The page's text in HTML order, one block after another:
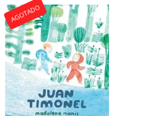
AGOTADO